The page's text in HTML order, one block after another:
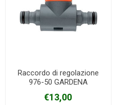
Raccordo di regolazione
976-50 GARDENA
€13,00